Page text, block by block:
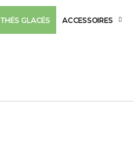
THÉS GLACÉS ACCESSOIRES